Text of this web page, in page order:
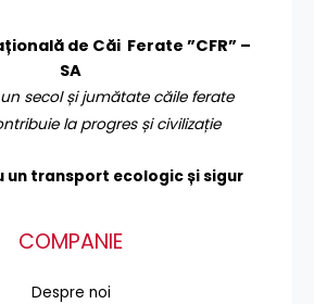
de Căi Ferate ”CFR” –
SA
secol și jumătate căile ferate
la progres și civilizație
un transport ecologic și sigur
COMPANIE
Despre noi